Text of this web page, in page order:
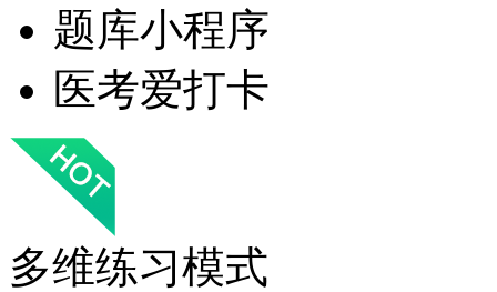
题库小程序
医考爱打卡
多维练习模式